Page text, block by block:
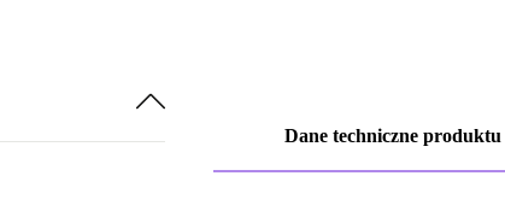
Dane techniczne produktu